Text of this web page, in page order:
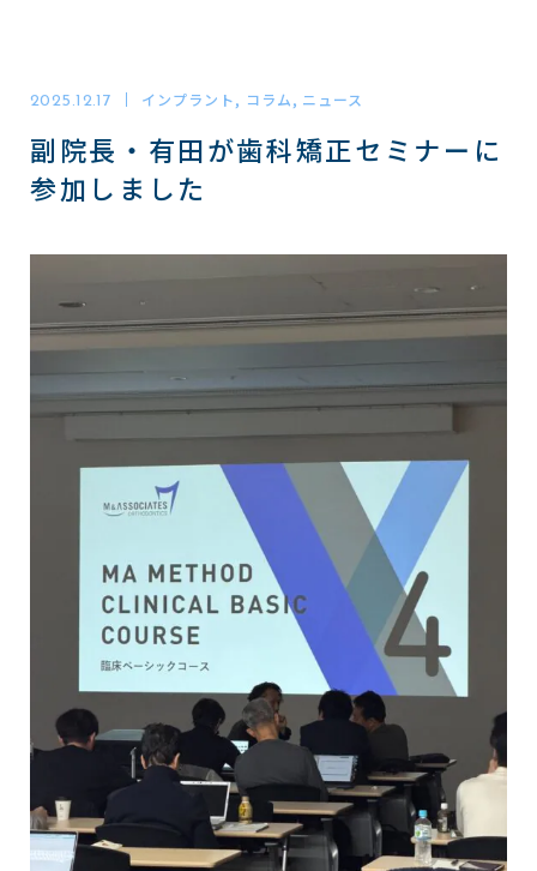
WEB診療予約
06-6311-1971
診療時間 火 水 木 金
※ 診療の受付は18:00までに完了してください
予約状況
2025.12.17 インプラント, コラム, ニュース
副院長・有田が歯科矯正セミナーに
参加しました